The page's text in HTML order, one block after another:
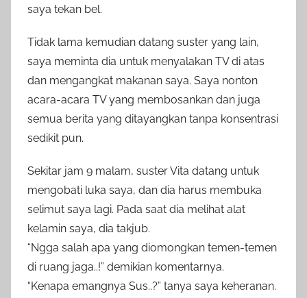
saya tekan bel.
Tidak lama kemudian datang suster yang lain,
saya meminta dia untuk menyalakan TV di atas
dan mengangkat makanan saya. Saya nonton
acara-acara TV yang membosankan dan juga
semua berita yang ditayangkan tanpa konsentrasi
sedikit pun.
Sekitar jam 9 malam, suster Vita datang untuk
mengobati luka saya, dan dia harus membuka
selimut saya lagi. Pada saat dia melihat alat
kelamin saya, dia takjub.
“Ngga salah apa yang diomongkan temen-temen
di ruang jaga..!” demikian komentarnya.
“Kenapa emangnya Sus..?” tanya saya keheranan.